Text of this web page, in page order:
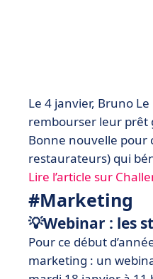
Le 4 janvier, Bruno
rembourser leur prêt
Bonne nouvelle pour
restaurateurs) qui
Lire l’article sur
#Marketing
💡Webinar : les
Pour ce début
marketing : un